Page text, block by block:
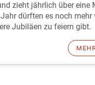
zieht jährlich über eine
dürften es noch mehr
Jubiläen zu feiern gibt.